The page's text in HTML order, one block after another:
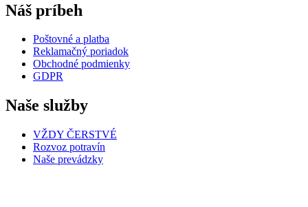
Náš príbeh
Poštovné a platba
Reklamačný poriadok
Obchodné podmienky
GDPR
Naše služby
VŽDY ČERSTVÉ
Rozvoz potravín
Naše prevádzky